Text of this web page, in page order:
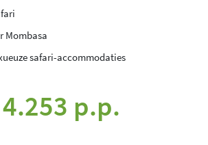
Mombasa
safari-accommodaties
p.p.